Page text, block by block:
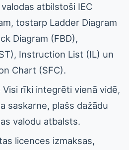
atbilstoši IEC
tostarp Ladder Diagram
Diagram (FBD),
Instruction List (IL) un
Chart (SFC).
Visi rīki integrēti vienā vidē,
saskarne, plašs dažādu
valodu atbalsts.
licences izmaksas,